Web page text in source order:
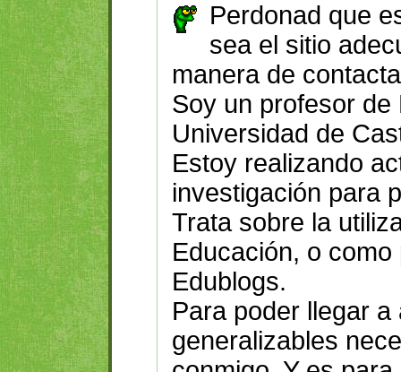
Perdonad que
sea el sitio
manera de
Soy un profesor de
Universidad de
Estoy realizando
investigación para
Trata sobre la
Educación, o
Edublogs.
Para poder llegar
generalizables